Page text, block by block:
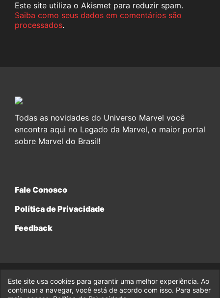
Este site utiliza o Akismet para reduzir spam.
Saiba como seus dados em comentários são
processados.
Todas as novidades do Universo Marvel você
encontra aqui no Legado da Marvel, o maior portal
sobre Marvel do Brasil!
Fale Conosco
Política de Privacidade
Feedback
© 2017-2026 Legado da Marvel, uma empresa da Legado
Enterprises.
Este site usa cookies para garantir uma melhor experiência. Ao
continuar a navegar, você está de acordo com isso. Para saber